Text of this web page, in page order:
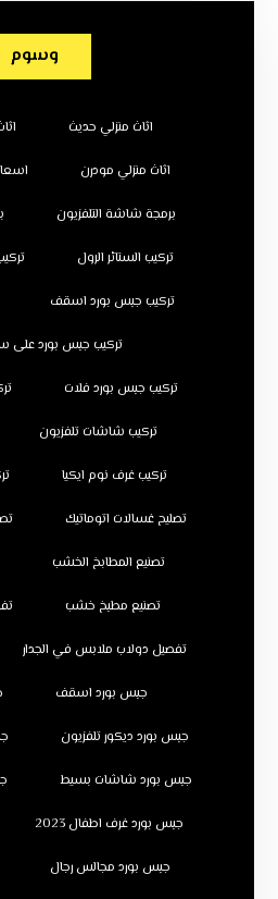
وسوم
اثاث منزلي حديث
اثاث منزلي مودرن
برمجة شاشة التلفزيون
تركيب الستائر الرول
تركيب جبس بورد اسقف
تركيب جبس بورد
تركيب جبس بورد فلات
تركيب شاشات تلفزيون
تركيب غرف نوم ايكيا
تصليح غسالات اتوماتيك
تصنيع المطابخ الخشب
تصنيع مطبخ خشب
تفصيل دولاب ملابس في الجدار
جبس بورد اسقف
جبس بورد ديكور تلفزيون
جبس بورد شاشات بسيط
جبس بورد غرف اطفال 2023
جبس بورد مجالس رجال